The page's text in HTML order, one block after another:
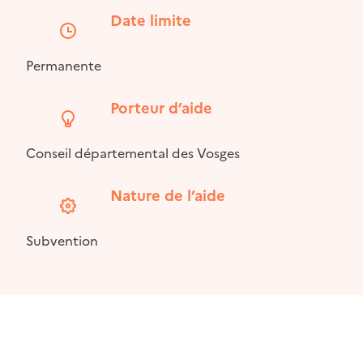
Date limite
Permanente
Porteur d’aide
Conseil départemental des Vosges
Nature de l’aide
Subvention